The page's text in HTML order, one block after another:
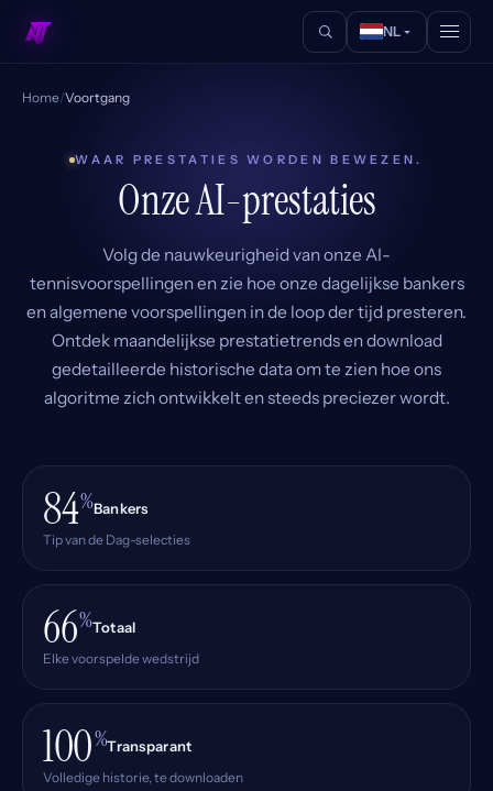
NL
Home/Voortgang
WAAR PRESTATIES WORDEN BEWEZEN.
Onze AI-prestaties
Volg de nauwkeurigheid van onze AI-
tennisvoorspellingen en zie hoe onze dagelijkse bankers
en algemene voorspellingen in de loop der tijd presteren.
Ontdek maandelijkse prestatietrends en download
gedetailleerde historische data om te zien hoe ons
algoritme zich ontwikkelt en steeds preciezer wordt.
84%Bankers
Tip van de Dag-selecties
66%Totaal
Elke voorspelde wedstrijd
100%Transparant
Volledige historie, te downloaden